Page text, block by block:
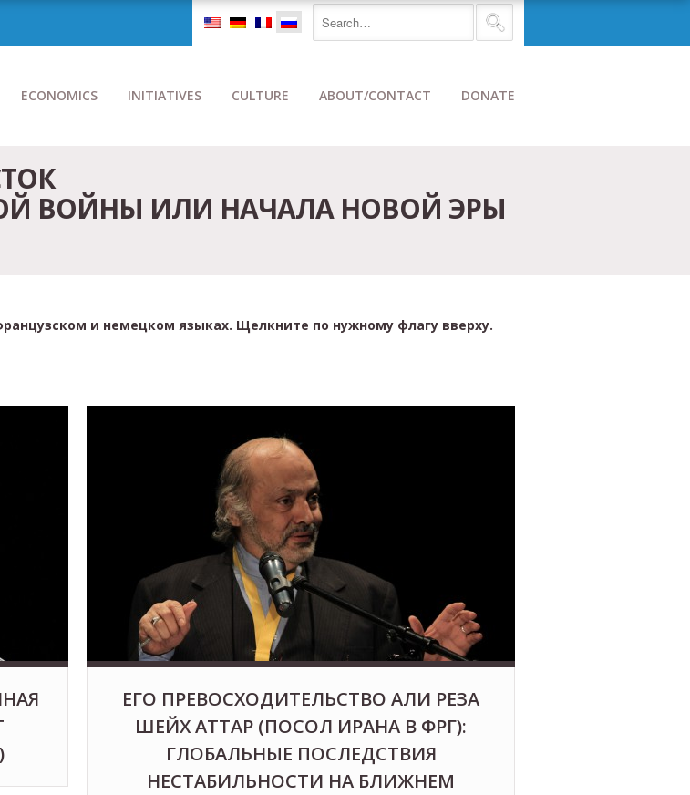
ECONOMICS INITIATIVES CULTURE ABOUT/CONTACT DONATE
ВОЙНЫ ИЛИ НАЧАЛА НОВОЙ ЭРЫ
и немецком языках. Щелкните по нужному флагу вверху.
ЕГО ПРЕВОСХОДИТЕЛЬСТВО АЛИ РЕЗА
ШЕЙХ АТТАР (ПОСОЛ ИРАНА В ФРГ):
ГЛОБАЛЬНЫЕ ПОСЛЕДСТВИЯ
НЕСТАБИЛЬНОСТИ НА БЛИЖНЕМ